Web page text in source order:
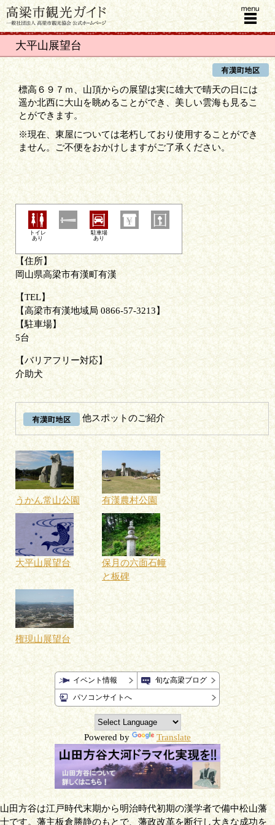
menu
大平山展望台
標高６９７ｍ、山頂からの展望は実に雄大で晴天の日には
遥か北西に大山を眺めることができ、美しい雲海も見るこ
とができます。
※現在、東屋については老朽しており使用することができ
ません。ご不便をおかけしますがご了承ください。
トイレ
あり
駐車場
あり
住所
岡山県高梁市有漢町有漢
TEL
高梁市有漢地域局 0866-57-3213
駐車場
5台
バリアフリー対応
介助犬
他スポットのご紹介
うかん常山公園 有漢農村公園
大平山展望台
保月の六面石幢
と板碑
権現山展望台
イベント情報
旬な高梁ブログ
パソコンサイトへ
Powered by Translate
山田方谷は江戸時代末期から明治時代初期の漢学者で備中松山藩
士です。藩主板倉勝静のもとで、藩政改革を断行し大きな成功を